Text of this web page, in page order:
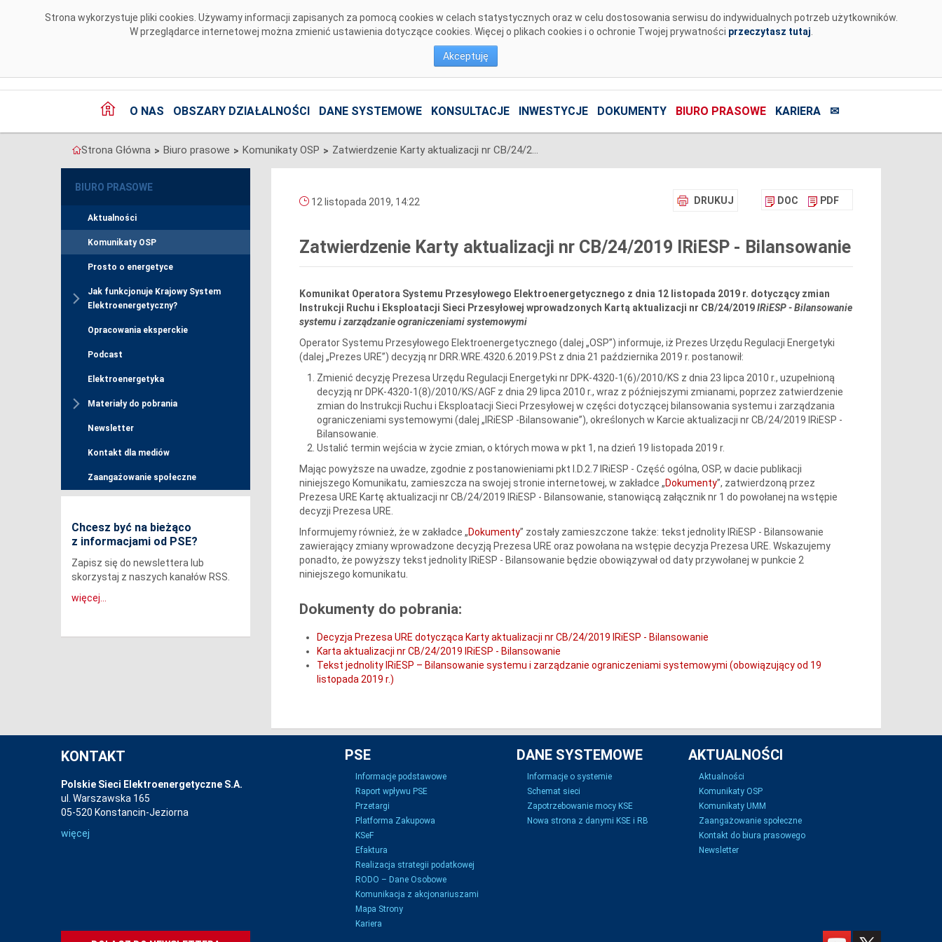
Strona wykorzystuje pliki cookies. Używamy informacji zapisanych za pomocą cookies w celach statystycznych oraz w celu dostosowania serwisu do indywidualnych potrzeb użytkowników.
W przeglądarce internetowej można zmienić ustawienia dotyczące cookies. Więcej o plikach cookies i o ochronie Twojej prywatności przeczytasz tutaj
Akceptuję
O NAS OBSZARY DZIAŁALNOŚCI DANE SYSTEMOWE KONSULTACJE INWESTYCJE DOKUMENTY BIURO PRASOWE KARIERA ✉
Strona Główna > Biuro prasowe > Komunikaty OSP > Zatwierdzenie Karty aktualizacji nr CB/24/2019 IRiESP - Bilansowanie
BIURO PRASOWE
Aktualności
Komunikaty OSP
Prosto o energetyce
Jak funkcjonuje Krajowy System
Elektroenergetyczny?
Opracowania eksperckie
Podcast
Elektroenergetyka
Materiały do pobrania
Newsletter
Kontakt dla mediów
Zaangażowanie społeczne
Chcesz być na bieżąco
z informacjami od PSE?
Zapisz się do newslettera lub
skorzystaj z naszych kanałów RSS.
więcej...
DRUKUJ DOC PDF
12 listopada 2019, 14:22
Zatwierdzenie Karty aktualizacji nr CB/24/2019 IRiESP - Bilansowanie
Komunikat Operatora Systemu Przesyłowego Elektroenergetycznego z dnia 12 listopada 2019 r. dotyczący zmian
Instrukcji Ruchu i Eksploatacji Sieci Przesyłowej wprowadzonych Kartą aktualizacji nr CB/24/2019IRiESP - Bilansowanie
systemu i zarządzanie ograniczeniami systemowymi
Operator Systemu Przesyłowego Elektroenergetycznego (dalej „OSP”) informuje, iż Prezes Urzędu Regulacji Energetyki
(dalej „Prezes URE”) decyzją nr DRR.WRE.4320.6.2019.PSt z dnia 21 października 2019 r. postanowił:
Zmienić decyzję Prezesa Urzędu Regulacji Energetyki nr DPK-4320-1(6)/2010/KS z dnia 23 lipca 2010 r., uzupełnioną
decyzją nr DPK-4320-1(8)/2010/KS/AGF z dnia 29 lipca 2010 r., wraz z późniejszymi zmianami, poprzez zatwierdzenie
zmian do Instrukcji Ruchu i Eksploatacji Sieci Przesyłowej w części dotyczącej bilansowania systemu i zarządzania
ograniczeniami systemowymi (dalej „IRiESP -Bilansowanie”), określonych w Karcie aktualizacji nr CB/24/2019 IRiESP -
Bilansowanie.
Ustalić termin wejścia w życie zmian, o których mowa w pkt 1, na dzień 19 listopada 2019 r.
Mając powyższe na uwadze, zgodnie z postanowieniami pkt I.D.2.7 IRiESP - Część ogólna, OSP, w dacie publikacji
niniejszego Komunikatu, zamieszcza na swojej stronie internetowej, w zakładce „Dokumenty”, zatwierdzoną przez
Prezesa URE Kartę aktualizacji nr CB/24/2019 IRiESP - Bilansowanie, stanowiącą załącznik nr 1 do powołanej na wstępie
decyzji Prezesa URE.
Informujemy również, że w zakładce „Dokumenty” zostały zamieszczone także: tekst jednolity IRiESP - Bilansowanie
zawierający zmiany wprowadzone decyzją Prezesa URE oraz powołana na wstępie decyzja Prezesa URE. Wskazujemy
ponadto, że powyższy tekst jednolity IRiESP - Bilansowanie będzie obowiązywał od daty przywołanej w punkcie 2
niniejszego komunikatu.
Dokumenty do pobrania:
Decyzja Prezesa URE dotycząca Karty aktualizacji nr CB/24/2019 IRiESP - Bilansowanie
Karta aktualizacji nr CB/24/2019 IRiESP - Bilansowanie
Tekst jednolity IRiESP – Bilansowanie systemu i zarządzanie ograniczeniami systemowymi (obowiązujący od 19
listopada 2019 r.)
KONTAKT
Polskie Sieci Elektroenergetyczne S.A.
ul. Warszawska 165
05-520 Konstancin-Jeziorna
więcej
PSE
Informacje podstawowe
Raport wpływu PSE
Przetargi
Platforma Zakupowa
KSeF
Efaktura
Realizacja strategii podatkowej
RODO – Dane Osobowe
Komunikacja z akcjonariuszami
Mapa Strony
Kariera
DANE SYSTEMOWE
Informacje o systemie
Schemat sieci
Zapotrzebowanie mocy KSE
Nowa strona z danymi KSE i RB
AKTUALNOŚCI
Aktualności
Komunikaty OSP
Komunikaty UMM
Zaangażowanie społeczne
Kontakt do biura prasowego
Newsletter